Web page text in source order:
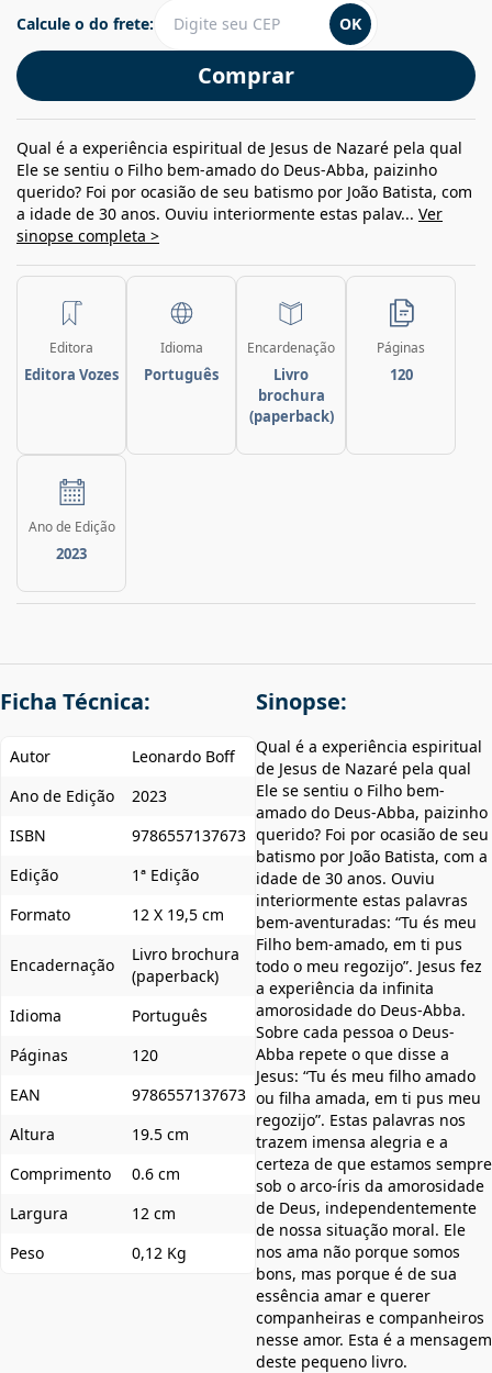
Comprar
Calcule o do frete: OK
Qual é a experiência espiritual de Jesus de Nazaré pela qual
Ele se sentiu o Filho bem-amado do Deus-Abba, paizinho
querido? Foi por ocasião de seu batismo por João Batista, com
a idade de 30 anos. Ouviu interiormente estas palav... Ver
sinopse completa >
Editora
Editora Vozes
Idioma
Português
Encardenação
Livro
brochura
(paperback)
Páginas
120
Ano de Edição
2023
Ficha Técnica:
Autor
Leonardo Boff
Ano de Edição
2023
ISBN
9786557137673
Edição
1ª Edição
Formato
12 X 19,5 cm
Encadernação
Livro brochura
(paperback)
Idioma
Português
Páginas
120
EAN
9786557137673
Altura
19.5 cm
Comprimento
0.6 cm
Largura
12 cm
Peso
0,12 Kg
Sinopse:
Qual é a experiência espiritual
de Jesus de Nazaré pela qual
Ele se sentiu o Filho bem-
amado do Deus-Abba, paizinho
querido? Foi por ocasião de seu
batismo por João Batista, com a
idade de 30 anos. Ouviu
interiormente estas palavras
bem-aventuradas: “Tu és meu
Filho bem-amado, em ti pus
todo o meu regozijo”. Jesus fez
a experiência da infinita
amorosidade do Deus-Abba.
Sobre cada pessoa o Deus-
Abba repete o que disse a
Jesus: “Tu és meu filho amado
ou filha amada, em ti pus meu
regozijo”. Estas palavras nos
trazem imensa alegria e a
certeza de que estamos sempre
sob o arco-íris da amorosidade
de Deus, independentemente
de nossa situação moral. Ele
nos ama não porque somos
bons, mas porque é de sua
essência amar e querer
companheiras e companheiros
nesse amor. Esta é a mensagem
deste pequeno livro.